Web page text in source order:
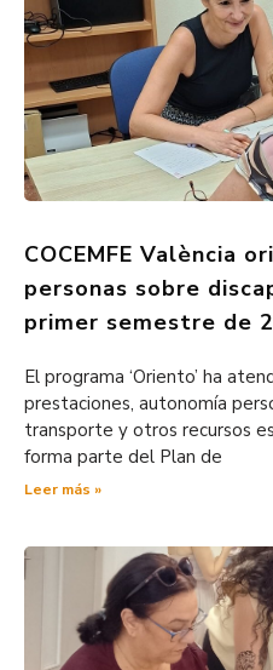
COCEMFE València
personas sobre
primer semestre de
El programa ‘Oriento’ ha
prestaciones, autonomía
transporte y otros recursos
forma parte del Plan de
Leer más »